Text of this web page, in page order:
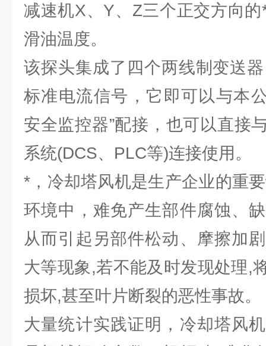
减速机X、Y、Z三个正交方向
滑油温度。
该探头集成了四个两线制变送
标准电流信号，它即可以与本
安全监控器”配接，也可以直接
系统(DCS、PLC等)连接使用。
*，冷却塔风机是生产企业的重
环境中，难免产生部件腐蚀、
从而引起另部件松动、摩擦加
大等现象,若不能及时发现处理,
损坏,甚至叶片断裂的恶性事故。
大量统计实践证明，冷却塔风